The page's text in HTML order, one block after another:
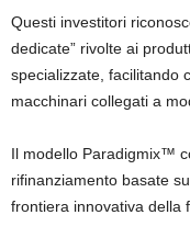
Questi investitori
dedicate” rivolte ai
specializzate, facilitando
macchinari collegati a
Il modello Paradigmix™
rifinanziamento basate
frontiera innovativa della